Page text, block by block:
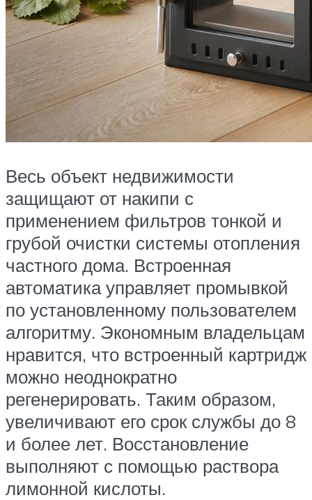
Весь объект недвижимости
защищают от накипи с
применением фильтров тонкой и
грубой очистки системы отопления
частного дома. Встроенная
автоматика управляет промывкой
по установленному пользователем
алгоритму. Экономным владельцам
нравится, что встроенный картридж
можно неоднократно
регенерировать. Таким образом,
увеличивают его срок службы до 8
и более лет. Восстановление
выполняют с помощью раствора
лимонной кислоты.